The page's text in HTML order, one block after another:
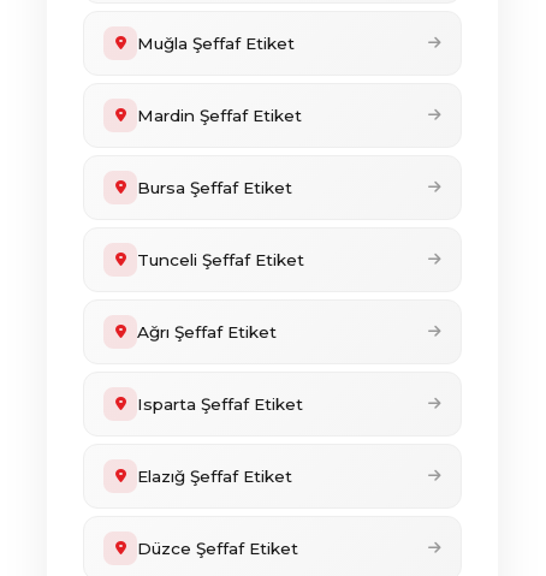
Muğla Şeffaf Etiket
Mardin Şeffaf Etiket
Bursa Şeffaf Etiket
Tunceli Şeffaf Etiket
Ağrı Şeffaf Etiket
Isparta Şeffaf Etiket
Elazığ Şeffaf Etiket
Düzce Şeffaf Etiket